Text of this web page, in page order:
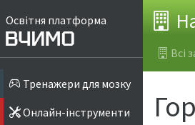
Освітня платформа
Тренажери для мозку
Онлайн-інструменти
Всі